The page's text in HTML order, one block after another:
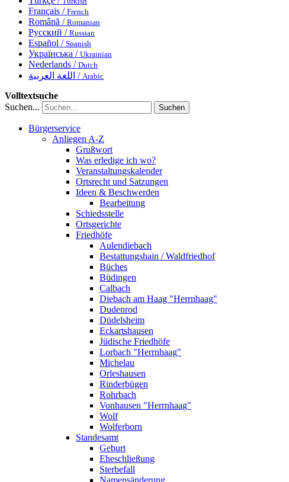
Français / French
Română / Romanian
Русский / Russian
Español / Spanish
Українська / Ukrainian
Nederlands / Dutch
اللغة العربية / Arabic
Volltextsuche
Suchen...
Suchen
Bürgerservice
Anliegen A-Z
Grußwort
Was erledige ich wo?
Veranstaltungskalender
Ortsrecht und Satzungen
Ideen & Beschwerden
Bearbeitung
Schiedsstelle
Ortsgerichte
Friedhöfe
Aulendiebach
Bestattungshain / Waldfriedhof
Büches
Büdingen
Calbach
Diebach am Haag "Herrnhaag"
Dudenrod
Düdelsheim
Eckartshausen
Jüdische Friedhöfe
Lorbach "Herrnhaag"
Michelau
Orleshausen
Rinderbügen
Rohrbach
Vonhausen "Herrnhaag"
Wolf
Wolferborn
Standesamt
Geburt
Eheschließung
Sterbefall
Namensänderung